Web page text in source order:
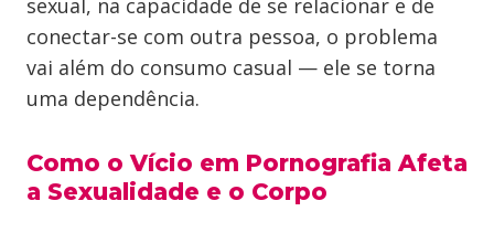
sexual, na capacidade de se relacionar e de
conectar-se com outra pessoa, o problema
vai além do consumo casual — ele se torna
uma dependência.
Como o Vício em Pornografia Afeta
a Sexualidade e o Corpo